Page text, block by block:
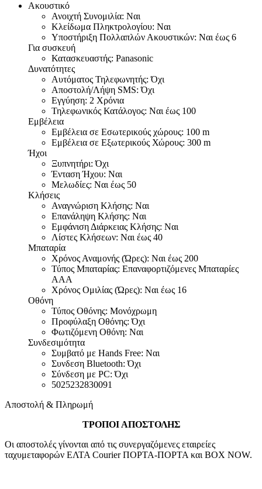
Ακουστικό
Ανοιχτή Συνομιλία: Ναι
Κλείδωμα Πληκτρολογίου: Ναι
Υποστήριξη Πολλαπλών Ακουστικών: Ναι έως 6
Για συσκευή
Κατασκευαστής: Panasonic
Δυνατότητες
Αυτόματος Τηλεφωνητής: Όχι
Αποστολή/Λήψη SMS: Όχι
Εγγύηση: 2 Χρόνια
Τηλεφωνικός Κατάλογος: Ναι έως 100
Εμβέλεια
Εμβέλεια σε Εσωτερικούς χώρους: 100 m
Εμβέλεια σε Εξωτερικούς Χώρους: 300 m
Ήχοι
Ξυπνητήρι: Όχι
Ένταση Ήχου: Ναι
Μελωδίες: Ναι έως 50
Κλήσεις
Αναγνώριση Κλήσης: Ναι
Επανάληψη Κλήσης: Ναι
Εμφάνιση Διάρκειας Κλήσης: Ναι
Λίστες Κλήσεων: Ναι έως 40
Μπαταρία
Χρόνος Αναμονής (Ώρες): Ναι έως 200
Τύπος Μπαταρίας: Επαναφορτιζόμενες Μπαταρίες
ΑΑΑ
Χρόνος Ομιλίας (Ώρες): Ναι έως 16
Οθόνη
Τύπος Οθόνης: Μονόχρωμη
Προφύλαξη Οθόνης: Όχι
Φωτιζόμενη Οθόνη: Ναι
Συνδεσιμότητα
Συμβατό με Hands Free: Ναι
Συνδεση Bluetooth: Όχι
Σύνδεση με PC: Όχι
5025232830091
Αποστολή & Πληρωμή
ΤΡΟΠΟΙ ΑΠΟΣΤΟΛΗΣ
Οι αποστολές γίνονται από τις συνεργαζόμενες εταιρείες
ταχυμεταφορών ΕΛΤΑ Courier ΠΟΡΤΑ-ΠΟΡΤΑ και BOX NOW.